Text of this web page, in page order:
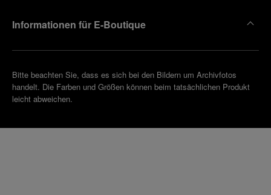
Informationen für E-Boutique
Bitte beachten Sie, dass es sich bei den Bildern um Archivfotos
handelt. Die Farben und Größen können beim tatsächlichen Produkt
leicht abweichen.